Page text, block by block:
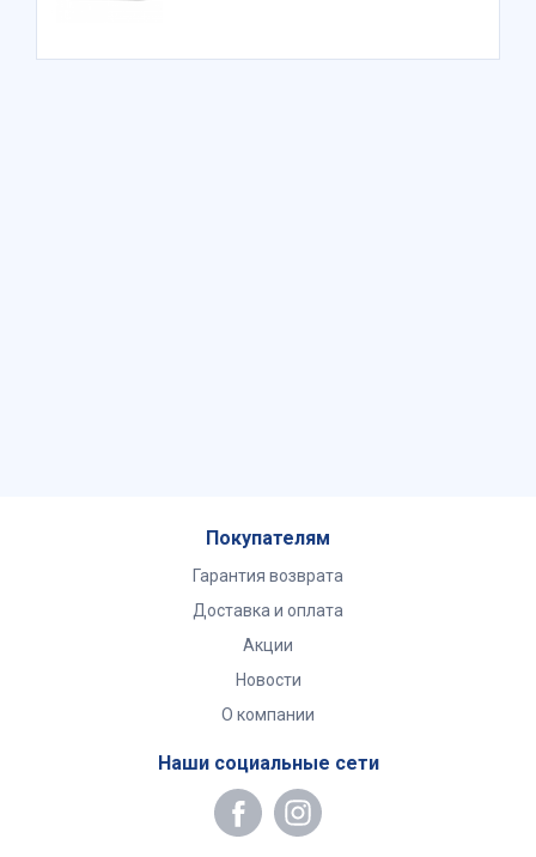
Покупателям
Гарантия возврата
Доставка и оплата
Акции
Новости
О компании
Наши социальные сети